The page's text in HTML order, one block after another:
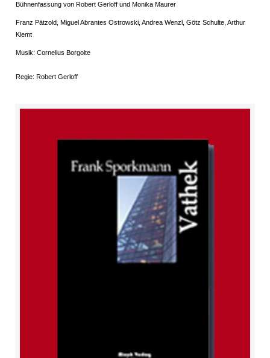
Bühnenfassung von Robert Gerloff und Monika Maurer
Franz Pätzold, Miguel Abrantes Ostrowski, Andrea Wenzl, Götz Schulte, Arthur
Klemt
Musik: Cornelius Borgolte
Regie: Robert Gerloff